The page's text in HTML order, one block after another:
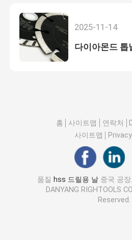
2025-11-14
다이아몬드 톱
홈 사이트맵 연락처
사이트맵
품질 hss 드릴용 날중국 공
DANYANG RIGHTOOLS
Reserved.